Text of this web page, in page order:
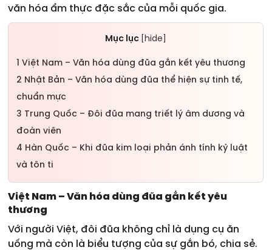
văn hóa ẩm thực đặc sắc của mỗi quốc gia.
Mục lục hide
Việt Nam – Văn hóa dùng đũa gắn kết yêu thương
2 Nhật Bản – Văn hóa dùng đũa thể hiện sự tinh tế,
chuẩn mực
3 Trung Quốc – Đôi đũa mang triết lý âm dương và
đoàn viên
4 Hàn Quốc – Khi đũa kim loại phản ánh tính kỷ luật
và tôn ti
Việt Nam – Văn hóa dùng đũa gắn kết yêu
thương
Với người Việt, đôi đũa không chỉ là dụng cụ ăn
uống mà còn là biểu tượng của sự gắn bó, chia sẻ.